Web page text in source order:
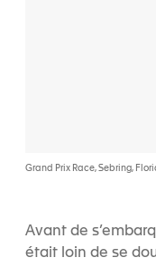
Grand Prix Race, Sebring,
Avant de
était loin de se